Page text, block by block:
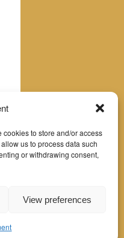
to store and/or access
us to process data such
or withdrawing consent,
View preferences